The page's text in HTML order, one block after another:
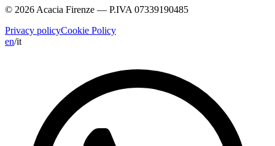
© 2026 Acacia Firenze — P.IVA 07339190485
Privacy policyCookie Policy
en/it